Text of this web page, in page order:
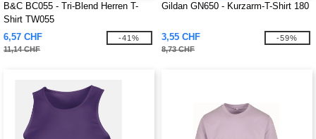
B&C BC055 - Tri-Blend Herren T-
Shirt TW055
6,57 CHF
11,14 CHF
-41%
Gildan GN650 - Kurzarm-T-Shirt 180
3,55 CHF
8,73 CHF
-59%